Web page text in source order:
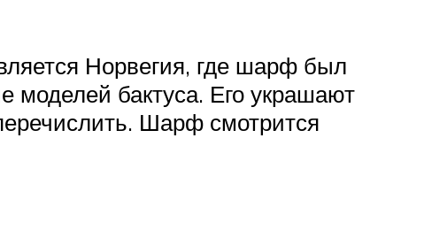
Норвегия, где шарф был
моделей бактуса. Его украшают
Шарф смотрится